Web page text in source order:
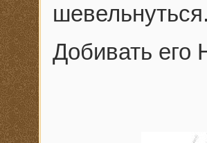
Добивать его